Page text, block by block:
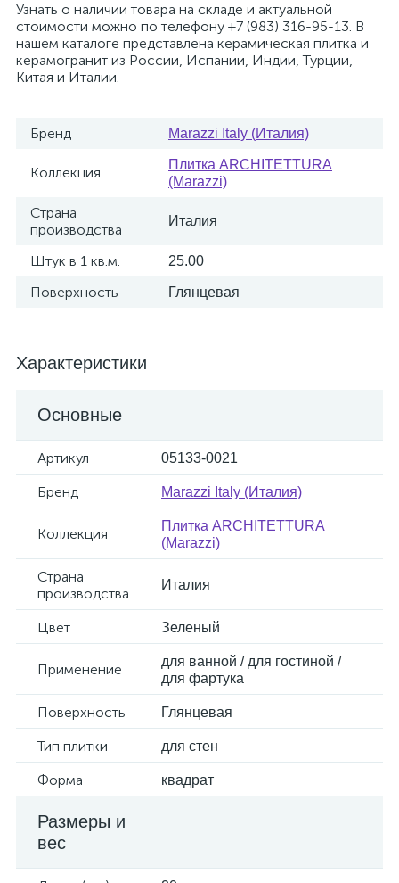
Узнать о наличии товара на складе и актуальной
стоимости можно по телефону +7 (983) 316-95-13. В
нашем каталоге представлена керамическая плитка и
керамогранит из России, Испании, Индии, Турции,
Китая и Италии.
Бренд Marazzi Italy (Италия)
Коллекция
Плитка ARCHITETTURA
(Marazzi)
Страна
производства
Италия
Штук в 1 кв.м. 25.00
Поверхность Глянцевая
Характеристики
Основные
Артикул 05133-0021
Бренд Marazzi Italy (Италия)
Коллекция
Плитка ARCHITETTURA
(Marazzi)
Страна
производства
Италия
Цвет Зеленый
Применение
для ванной / для гостиной /
для фартука
Поверхность Глянцевая
Тип плитки для стен
Форма квадрат
Размеры и
вес